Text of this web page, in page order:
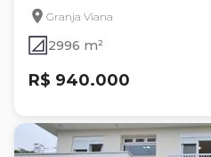
Granja Viana
2996 m²
R$ 940.000